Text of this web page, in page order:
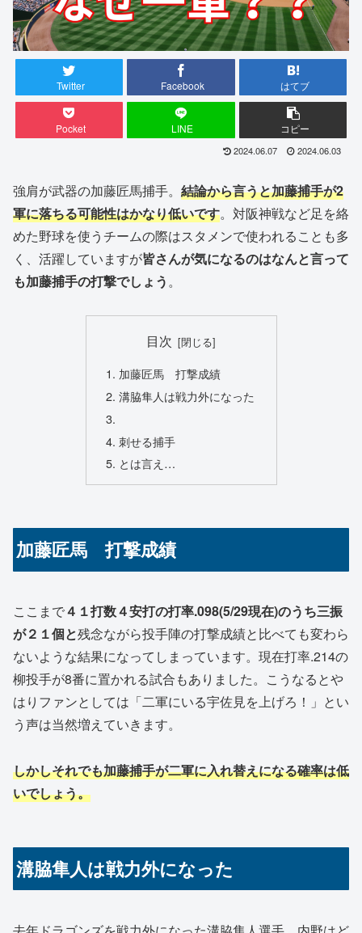
Twitter Facebook はてブ
Pocket LINE コピー
2024.06.07 2024.06.03
強肩が武器の加藤匠馬捕手。 結論から言うと加藤捕手が2
軍に落ちる可能性はかなり低いです。対阪神戦など足を絡
めた野球を使うチームの際はスタメンで使われることも多
く、活躍していますが皆さんが気になるのはなんと言って
も加藤捕手の打撃でしょう。
目次
加藤匠馬 打撃成績
溝脇隼人は戦力外になった
刺せる捕手
とは言え…
加藤匠馬 打撃成績
ここまで４１打数４安打の打率.098(5/29現在)のうち三振
が２１個と残念ながら投手陣の打撃成績と比べても変わら
ないような結果になってしまっています。現在打率.214の
柳投手が8番に置かれる試合もありました。こうなるとや
はりファンとしては「二軍にいる宇佐見を上げろ！」とい
う声は当然増えていきます。
しかしそれでも加藤捕手が二軍に入れ替えになる確率は低
いでしょう。
溝脇隼人は戦力外になった